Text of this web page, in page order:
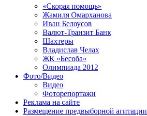
«Скорая помощь»
Жамиля Омарханова
Иван Белоусов
Валют-Транзит Банк
Шахтеры
Владислав Челах
ЖК «Бесоба»
Олимпиада 2012
Фото/Видео
Видео
Фоторепортажи
Реклама на сайте
Размещение предвыборной агитации